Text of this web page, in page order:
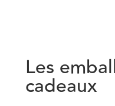
Les
cadeaux